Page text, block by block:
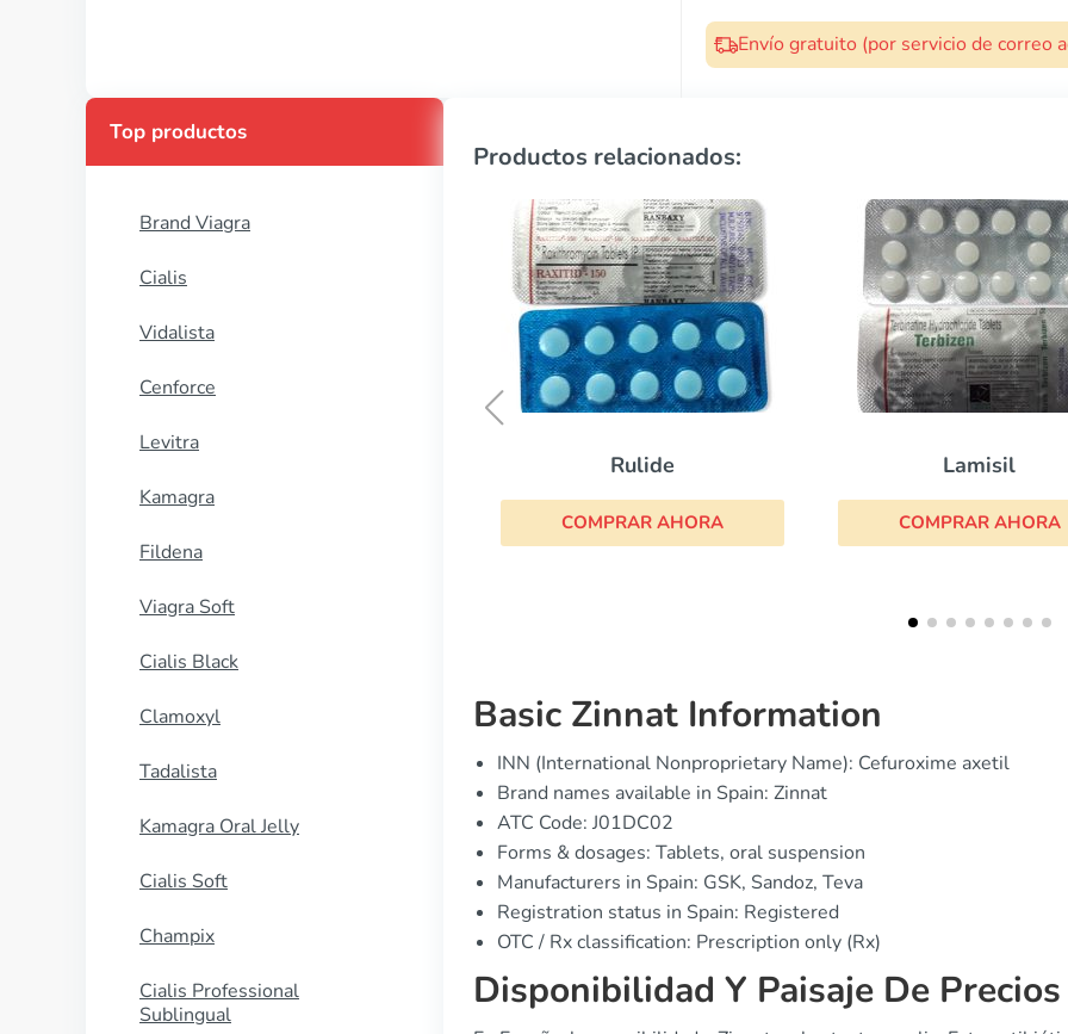
Envío gratuito (por servicio de correo
Top productos
Brand Viagra
Cialis
Vidalista
Cenforce
Levitra
Kamagra
Fildena
Viagra Soft
Cialis Black
Clamoxyl
Tadalista
Kamagra Oral Jelly
Cialis Soft
Champix
Cialis Professional
Sublingual
Productos relacionados:
Lamisil
COMPRAR AHORA
Rifaximina
COMPRAR AHORA
Basic Zinnat Information
INN (International Nonproprietary Name): Cefuroxime axetil
Brand names available in Spain: Zinnat
ATC Code: J01DC02
Forms & dosages: Tablets, oral suspension
Manufacturers in Spain: GSK, Sandoz, Teva
Registration status in Spain: Registered
OTC / Rx classification: Prescription only (Rx)
Disponibilidad Y Paisaje De Precios